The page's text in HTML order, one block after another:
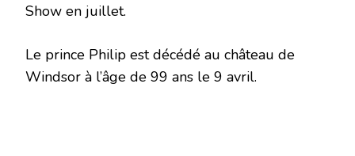
Show en juillet.
Le prince Philip est décédé au château de
Windsor à l’âge de 99 ans le 9 avril.